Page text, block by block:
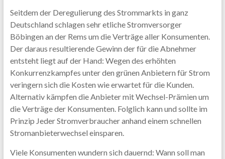
Seitdem der Deregulierung des Strommarkts in ganz
Deutschland schlagen sehr etliche Stromversorger
Böbingen an der Rems um die Verträge aller Konsumenten.
Der daraus resultierende Gewinn der für die Abnehmer
entsteht liegt auf der Hand: Wegen des erhöhten
Konkurrenzkampfes unter den grünen Anbietern für Strom
veringern sich die Kosten wie erwartet für die Kunden.
Alternativ kämpfen die Anbieter mit Wechsel-Prämien um
die Verträge der Konsumenten. Folglich kann und sollte im
Prinzip Jeder Stromverbraucher anhand einem schnellen
Stromanbieterwechsel einsparen.
Viele Konsumenten wundern sich dauernd: Wann soll man